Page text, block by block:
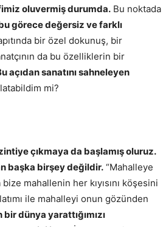
oluvermiş durumda. Bu noktada
görece değersiz ve farklı
bir özel dokunuş, bir
da bu özelliklerin bir
açıdan sanatını sahneleyen
mi?
çıkmaya da başlamış oluruz.
başka birşey değildir. “Mahalleye
mahallenin her kıyısını köşesini
ile mahalleyi onun gözünden
dünya yarattığımızı